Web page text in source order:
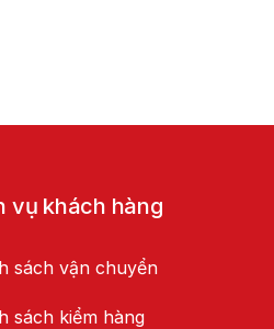
vụ khách hàng
sách vận chuyển
sách kiểm hàng